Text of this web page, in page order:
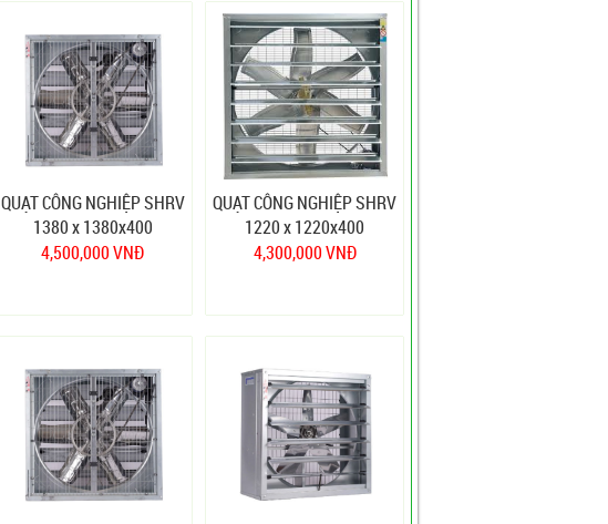
QUẠT CÔNG NGHIỆP SHRV
1380 x 1380x400
4,500,000 VNĐ
QUẠT CÔNG NGHIỆP SHRV
1220 x 1220x400
4,300,000 VNĐ